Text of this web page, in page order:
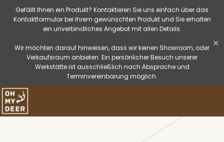
Gefällt Ihnen ein Produkt? Kontaktieren Sie uns einfach über das
Kontaktformular bei Ihrem gewünschten Produkt und Sie erhalten
ein unverbindliches Angebot mit allen Details.
Wir möchten darauf hinweisen, dass wir keinen Showroom, oder
Verkaufsraum anbieten. Ein persönlicher Besuch unserer
Werkstätte ist ausschließlich nach Absprache und
Terminvereinbarung möglich.
✕